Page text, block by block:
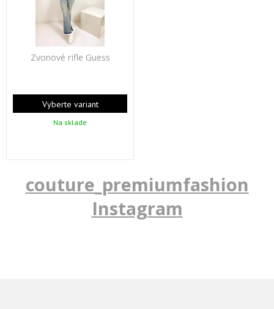
Zvonové rifle Guess
Vyberte variant
Na sklade
couture_premiumfashion
Instagram